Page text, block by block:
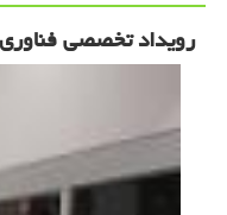
رویداد تخصصی